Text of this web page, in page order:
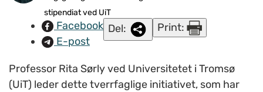
stipendiat ved UiT
Facebook
E-post
Del: Print:
Professor Rita Sørly ved Universitetet i Tromsø
(UiT) leder dette tverrfaglige initiativet, som har